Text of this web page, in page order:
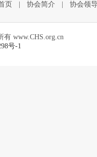
页 协会简介 协会领
www.CHS.org.cn
号-1